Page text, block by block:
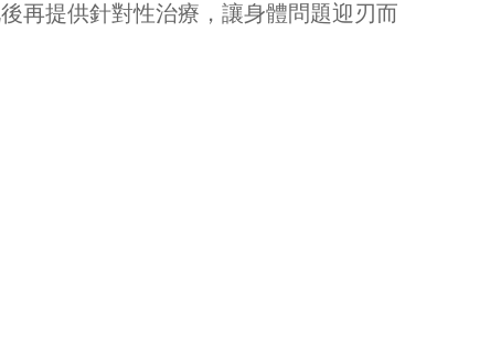
再提供針對性治療，讓身體問題迎刃而